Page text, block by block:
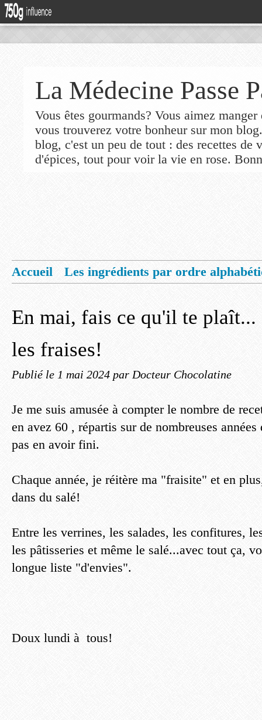
La Médecine Passe
Vous êtes gourmands? Vous aimez
vous trouverez votre bonheur sur mon
blog, c'est un peu de tout : des recettes de
d'épices, tout pour voir la vie en rose.
Accueil
Les ingrédients par ordre
En mai, fais ce qu'il te plaît...
les fraises!
Publié le 1 mai 2024 par Docteur Chocolatine
Je me suis amusée à compter le nombre de
en avez 60 , répartis sur de nombreuses
pas en avoir fini.
Chaque année, je réitère ma "fraisite" et en
dans du salé!
Entre les verrines, les salades, les confitures,
les pâtisseries et même le salé...avec tout ça,
longue liste "d'envies".
Doux lundi à tous!